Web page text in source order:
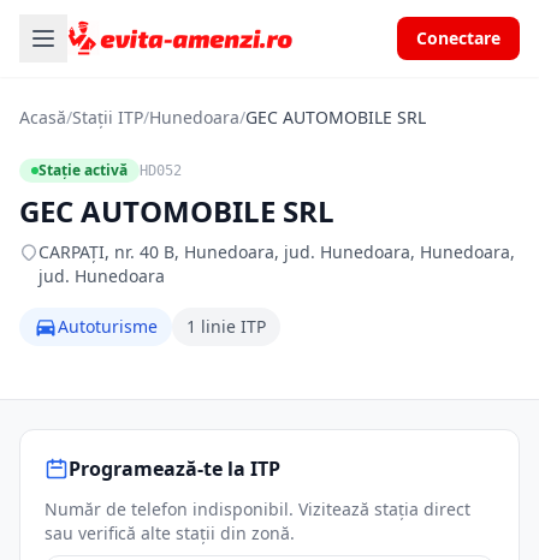
Conectare
Acasă/Stații ITP/Hunedoara/GEC AUTOMOBILE SRL
Stație activă HD052
GEC AUTOMOBILE SRL
CARPAŢI, nr. 40 B, Hunedoara, jud. Hunedoara, Hunedoara,
jud. Hunedoara
Autoturisme 1 linie ITP
Programează-te la ITP
Număr de telefon indisponibil. Vizitează stația direct
sau verifică alte stații din zonă.